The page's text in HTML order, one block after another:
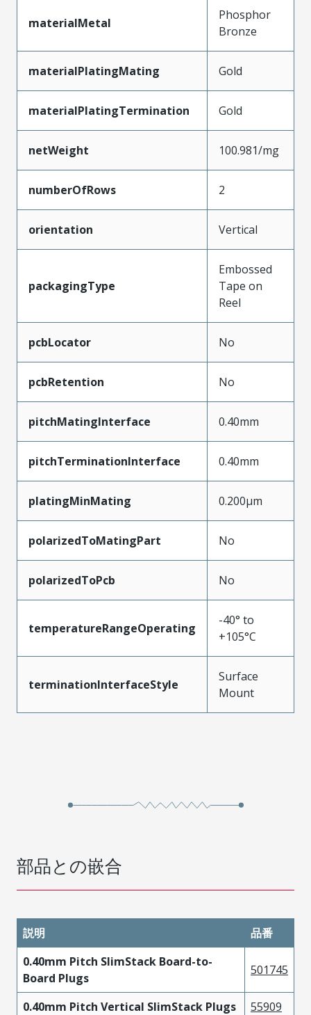
materialMetal
Phosphor
Bronze
materialPlatingMating Gold
materialPlatingTermination Gold
netWeight 100.981/mg
numberOfRows 2
orientation Vertical
packagingType
Embossed
Tape on
Reel
pcbLocator No
pcbRetention No
pitchMatingInterface 0.40mm
pitchTerminationInterface 0.40mm
platingMinMating 0.200µm
polarizedToMatingPart No
polarizedToPcb No
temperatureRangeOperating
-40° to
+105°C
terminationInterfaceStyle
Surface
Mount
部品との嵌合
説明
品番
0.40mm Pitch SlimStack Board-to-
Board Plugs
501745
0.40mm Pitch Vertical SlimStack Plugs 55909